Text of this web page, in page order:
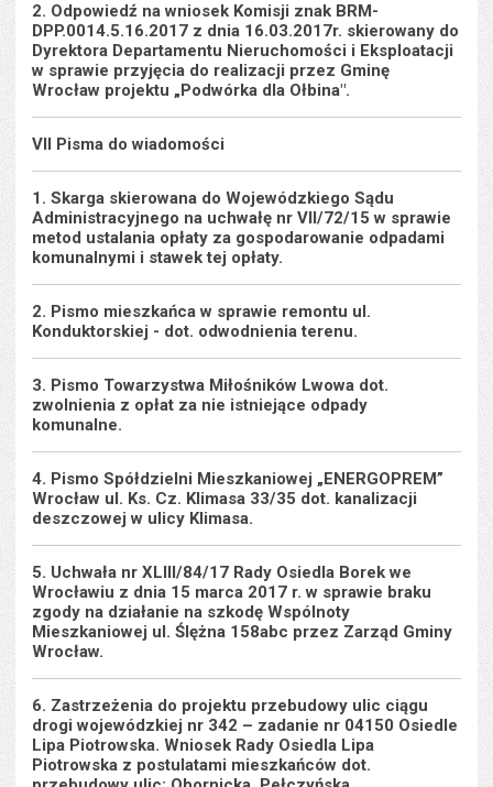
2. Odpowiedź na wniosek Komisji znak BRM-
DPP.0014.5.16.2017 z dnia 16.03.2017r. skierowany do
Dyrektora Departamentu Nieruchomości i Eksploatacji
w sprawie przyjęcia do realizacji przez Gminę
Wrocław projektu „Podwórka dla Ołbina".
VII Pisma do wiadomości
1. Skarga skierowana do Wojewódzkiego Sądu
Administracyjnego na uchwałę nr VII/72/15 w sprawie
metod ustalania opłaty za gospodarowanie odpadami
komunalnymi i stawek tej opłaty.
2. Pismo mieszkańca w sprawie remontu ul.
Konduktorskiej - dot. odwodnienia terenu.
3. Pismo Towarzystwa Miłośników Lwowa dot.
zwolnienia z opłat za nie istniejące odpady
komunalne.
4. Pismo Spółdzielni Mieszkaniowej „ENERGOPREM”
Wrocław ul. Ks. Cz. Klimasa 33/35 dot. kanalizacji
deszczowej w ulicy Klimasa.
5. Uchwała nr XLIII/84/17 Rady Osiedla Borek we
Wrocławiu z dnia 15 marca 2017 r. w sprawie braku
zgody na działanie na szkodę Wspólnoty
Mieszkaniowej ul. Ślężna 158abc przez Zarząd Gminy
Wrocław.
6. Zastrzeżenia do projektu przebudowy ulic ciągu
drogi wojewódzkiej nr 342 – zadanie nr 04150 Osiedle
Lipa Piotrowska. Wniosek Rady Osiedla Lipa
Piotrowska z postulatami mieszkańców dot.